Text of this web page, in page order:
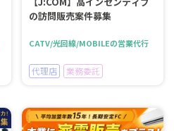
の訪問販売案件募集
CATV/光回線/MOBILEの営業代行
代理店 業務委託